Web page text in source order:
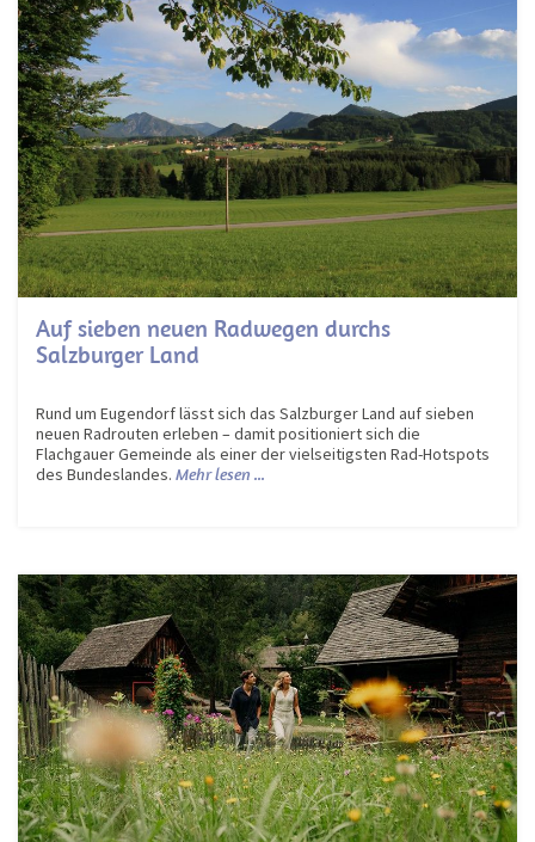
Auf sieben neuen Radwegen durchs
Salzburger Land
Rund um Eugendorf lässt sich das Salzburger Land auf sieben
neuen Radrouten erleben – damit positioniert sich die
Flachgauer Gemeinde als einer der vielseitigsten Rad-Hotspots
des Bundeslandes. Mehr lesen ...